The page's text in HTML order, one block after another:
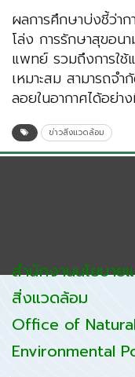
ผลการศึกษาบ่งชี้ว่า
โล่ง การรักษาสุขอน
แพทย์ รวมถึงการใช้
เหมาะสม สามารถจ
ลอยในอากาศได้อย่า
ข่าวสิ่งแวดล้อม
สำนักงานนโยบาย
สิ่งแวดล้อม
Office of
Environmental